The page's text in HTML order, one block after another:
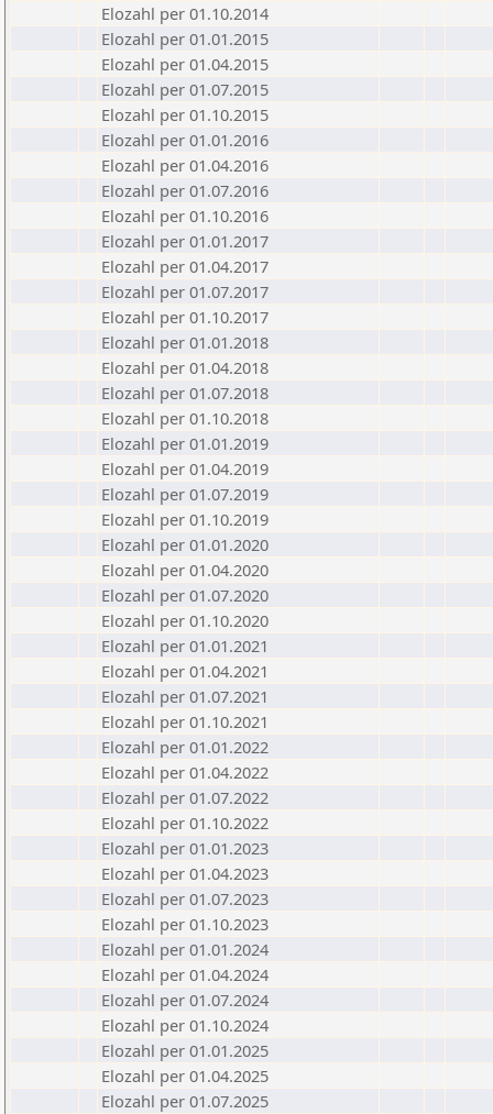
Elozahl per 01.10.2014
Elozahl per 01.01.2015
Elozahl per 01.04.2015
Elozahl per 01.07.2015
Elozahl per 01.10.2015
Elozahl per 01.01.2016
Elozahl per 01.04.2016
Elozahl per 01.07.2016
Elozahl per 01.10.2016
Elozahl per 01.01.2017
Elozahl per 01.04.2017
Elozahl per 01.07.2017
Elozahl per 01.10.2017
Elozahl per 01.01.2018
Elozahl per 01.04.2018
Elozahl per 01.07.2018
Elozahl per 01.10.2018
Elozahl per 01.01.2019
Elozahl per 01.04.2019
Elozahl per 01.07.2019
Elozahl per 01.10.2019
Elozahl per 01.01.2020
Elozahl per 01.04.2020
Elozahl per 01.07.2020
Elozahl per 01.10.2020
Elozahl per 01.01.2021
Elozahl per 01.04.2021
Elozahl per 01.07.2021
Elozahl per 01.10.2021
Elozahl per 01.01.2022
Elozahl per 01.04.2022
Elozahl per 01.07.2022
Elozahl per 01.10.2022
Elozahl per 01.01.2023
Elozahl per 01.04.2023
Elozahl per 01.07.2023
Elozahl per 01.10.2023
Elozahl per 01.01.2024
Elozahl per 01.04.2024
Elozahl per 01.07.2024
Elozahl per 01.10.2024
Elozahl per 01.01.2025
Elozahl per 01.04.2025
Elozahl per 01.07.2025